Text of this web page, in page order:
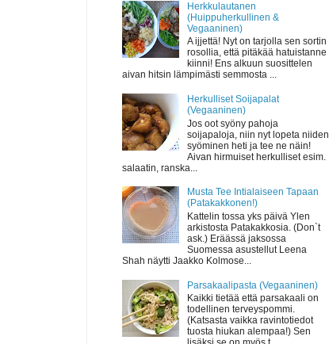
Herkkulautanen
(Huippuherkullinen &
Vegaaninen)
A ijjettä! Nyt on tarjolla sen sortin
rosollia, että pitäkää hatuistanne
kiinni! Ens alkuun suosittelen
aivan hitsin lämpimästi semmosta ...
Herkulliset Soijapalat
(Vegaaninen)
Jos oot syöny pahoja
soijapaloja, niin nyt lopeta niiden
syöminen heti ja tee ne näin!
Aivan hirmuiset herkulliset esim.
salaatin, ranska...
Musta Tee Intialaiseen Tapaan
(Patakakkonen!)
Kattelin tossa yks päivä Ylen
arkistosta Patakakkosia. (Don`t
ask.) Eräässä jaksossa
Suomessa asustellut Leena
Shah näytti Jaakko Kolmose...
Parsakaalipasta (Vegaaninen)
Kaikki tietää että parsakaali on
todellinen terveyspommi.
(Katsasta vaikka ravintotiedot
tuosta hiukan alempaa!) Sen